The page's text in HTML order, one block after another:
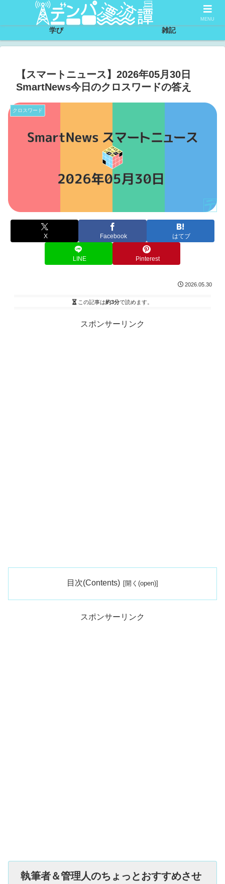
サイトについて
学び 雑記
【スマートニュース】2026年05月30日
SmartNews今日のクロスワードの答え
クロスワード
X Facebook はてブ
LINE Pinterest
2026.05.30
この記事は約3分で読めます。
スポンサーリンク
目次(Contents)
スポンサーリンク
執筆者＆管理人のちょっとおすすめさせ
MENU